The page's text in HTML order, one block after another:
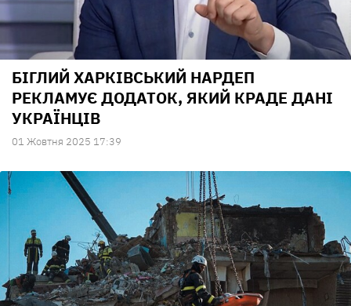
БІГЛИЙ ХАРКІВСЬКИЙ НАРДЕП
РЕКЛАМУЄ ДОДАТОК, ЯКИЙ КРАДЕ ДАНІ
УКРАЇНЦІВ
01 Жовтня 2025 17:39